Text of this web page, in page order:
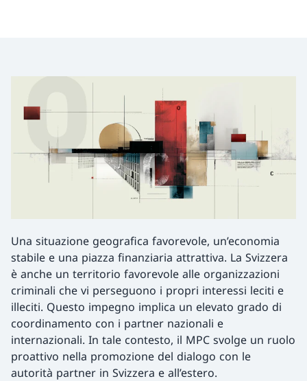
Una situazione geografica favorevole, un’economia
stabile e una piazza finanziaria attrattiva. La Svizzera
è anche un territorio favorevole alle organizzazioni
criminali che vi perseguono i propri interessi leciti e
illeciti. Questo impegno implica un elevato grado di
coordinamento con i partner nazionali e
internazionali. In tale contesto, il MPC svolge un ruolo
proattivo nella promozione del dialogo con le
autorità partner in Svizzera e all’estero.